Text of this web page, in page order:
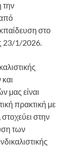
την
στο
23/1/2026.
μας είναι
πρακτική με
στην
των